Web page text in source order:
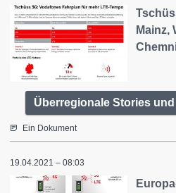
Mainz,
Überregionale Stories
Ein Dokument
19.04.2021 – 08:03